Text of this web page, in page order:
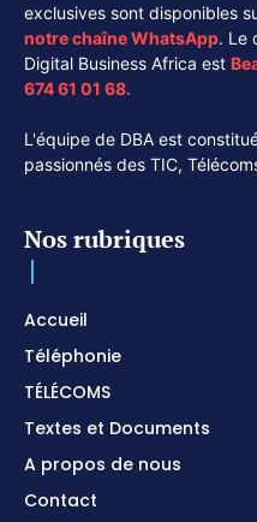
exclusives sont disponibles
notre chaîneWhatsApp. Le
Digital Business Africa est
674 61 01 68.
L'équipe de DBA est
passionnés des TIC,
Nos rubriques
Accueil
Téléphonie
TÉLÉCOMS
Textes et Documents
A propos de nous
Contact